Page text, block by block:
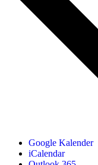
Google Kalender
iCalendar